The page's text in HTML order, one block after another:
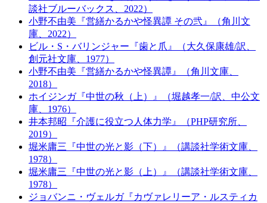
談社ブルーバックス、2022）
小野不由美『営繕かるかや怪異譚 その弐』（角川文
庫、2022）
ビル・S・バリンジャー『歯と爪』（大久保康雄/訳、
創元社文庫、1977）
小野不由美『営繕かるかや怪異譚』（角川文庫、
2018）
ホイジンガ『中世の秋（上）』（堀越孝一/訳、中公文
庫、1976）
井本邦昭『介護に役立つ人体力学』（PHP研究所、
2019）
堀米庸三『中世の光と影（下）』（講談社学術文庫、
1978）
堀米庸三『中世の光と影（上）』（講談社学術文庫、
1978）
ジョバンニ・ヴェルガ『カヴァレリーア・ルスティカ